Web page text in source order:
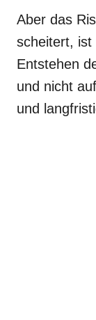
Aber das
scheitert, ist
Entstehen
und nicht
und